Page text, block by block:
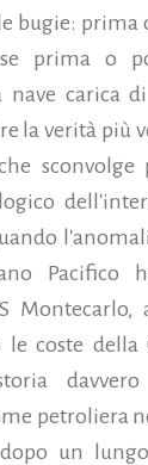
bugie: prima
prima o
nave carica
la verità più
sconvolge
Pacifico
Montecarlo,
coste della
davvero
petroliera
un